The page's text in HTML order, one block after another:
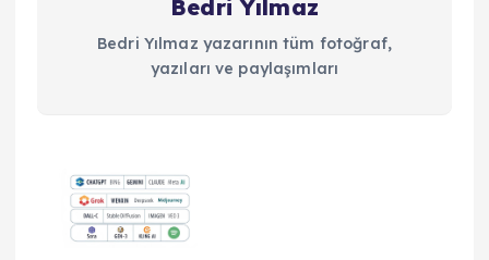
Bedri Yılmaz
Bedri Yılmaz yazarının tüm fotoğraf,
yazıları ve paylaşımları